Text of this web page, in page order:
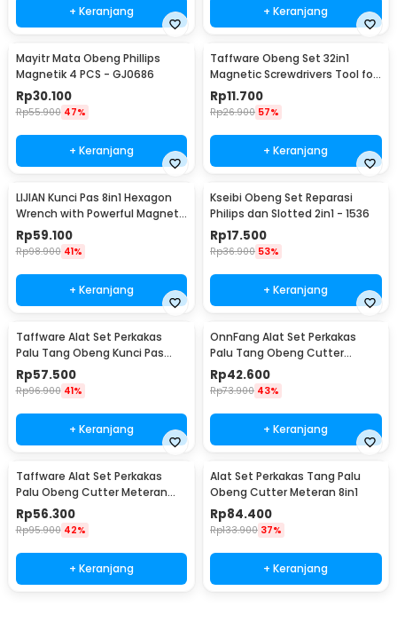
+ Keranjang + Keranjang
Mayitr Mata Obeng Phillips
Magnetik 4 PCS - GJ0686
Rp30.100
Rp55.900 47%
+ Keranjang
Taffware Obeng Set 32in1
Magnetic Screwdrivers Tool for
Smartphone - 7089C
Rp11.700
Rp26.900 57%
+ Keranjang
LIJIAN Kunci Pas 8in1 Hexagon
Wrench with Powerful Magnet
- LJ21
Rp59.100
Rp98.900 41%
+ Keranjang
Kseibi Obeng Set Reparasi
Philips dan Slotted 2in1 - 1536
Rp17.500
Rp36.900 53%
+ Keranjang
Taffware Alat Set Perkakas
Palu Tang Obeng Kunci Pas
15in1 - YL-8016
Rp57.500
Rp96.900 41%
+ Keranjang
OnnFang Alat Set Perkakas
Palu Tang Obeng Cutter
Meteran 8in1 - YL-8009A
Rp42.600
Rp73.900 43%
+ Keranjang
Taffware Alat Set Perkakas
Palu Obeng Cutter Meteran
8in1
Rp56.300
Rp95.900 42%
+ Keranjang
Alat Set Perkakas Tang Palu
Obeng Cutter Meteran 8in1
Rp84.400
Rp133.900 37%
+ Keranjang